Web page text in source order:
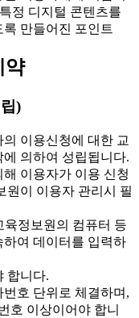
정 디지털 콘텐츠를
만들어진 포인트
약
)
이용신청에 대한 교
의하여 성립됩니다.
이용자가 이용 신청
원이 이용자 관리시 필
정보원의 컴퓨터 등
여 데이터를 입력하
합니다.
호 단위로 체결하며,
호 이상이어야 합니